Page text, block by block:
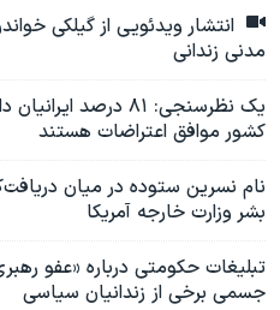
انتشار ویدئویی از گیلکی
مدنی زندانی
کشور موافق اعتراضات هستند
نام نسرین ستوده در میان
بشر وزارت خارجه آمریکا
تبلیغات حکومتی درباره «عفو
جسمی برخی از زندانیان سیاسی